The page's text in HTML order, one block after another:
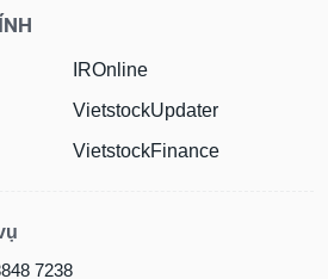
IROnline
VietstockUpdater
VietstockFinance
7238